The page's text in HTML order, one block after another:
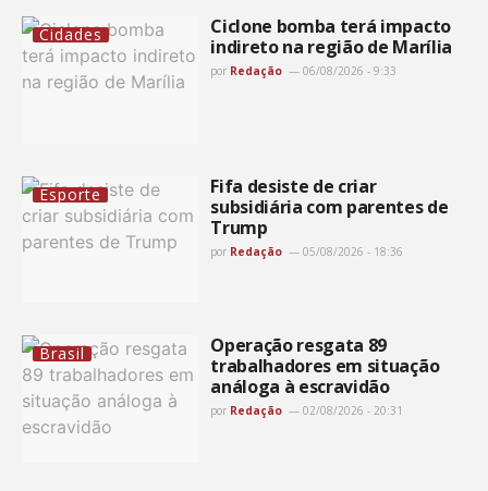
Cidades
Ciclone bomba terá impacto
indireto na região de Marília
por Redação 06/08/2026 - 9:33
Esporte
Fifa desiste de criar
subsidiária com parentes de
Trump
por Redação 05/08/2026 - 18:36
Brasil
Operação resgata 89
trabalhadores em situação
análoga à escravidão
por Redação 02/08/2026 - 20:31